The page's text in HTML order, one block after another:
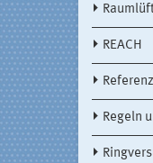
REACH
Regeln